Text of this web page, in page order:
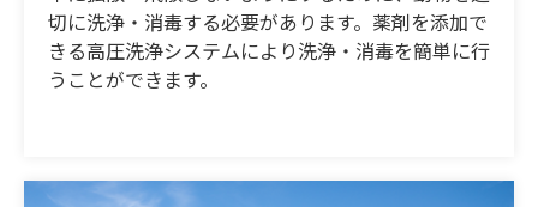
切に洗浄・消毒する必要があります。薬剤を添加で
きる高圧洗浄システムにより洗浄・消毒を簡単に行
うことができます。